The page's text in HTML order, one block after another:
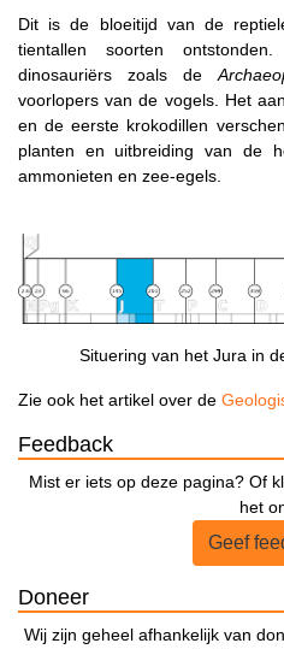
Dit is de bloeitijd van de
tientallen soorten
dinosauriërs zoals de
voorlopers van de vogels. Het
en de eerste krokodillen
planten en uitbreiding van de
ammonieten en zee-egels.
Situering van het Jura in
Zie ook het artikel over de
Feedback
Mist er iets op deze pagina? Of
het
Geef
Doneer
Wij zijn geheel afhankelijk van